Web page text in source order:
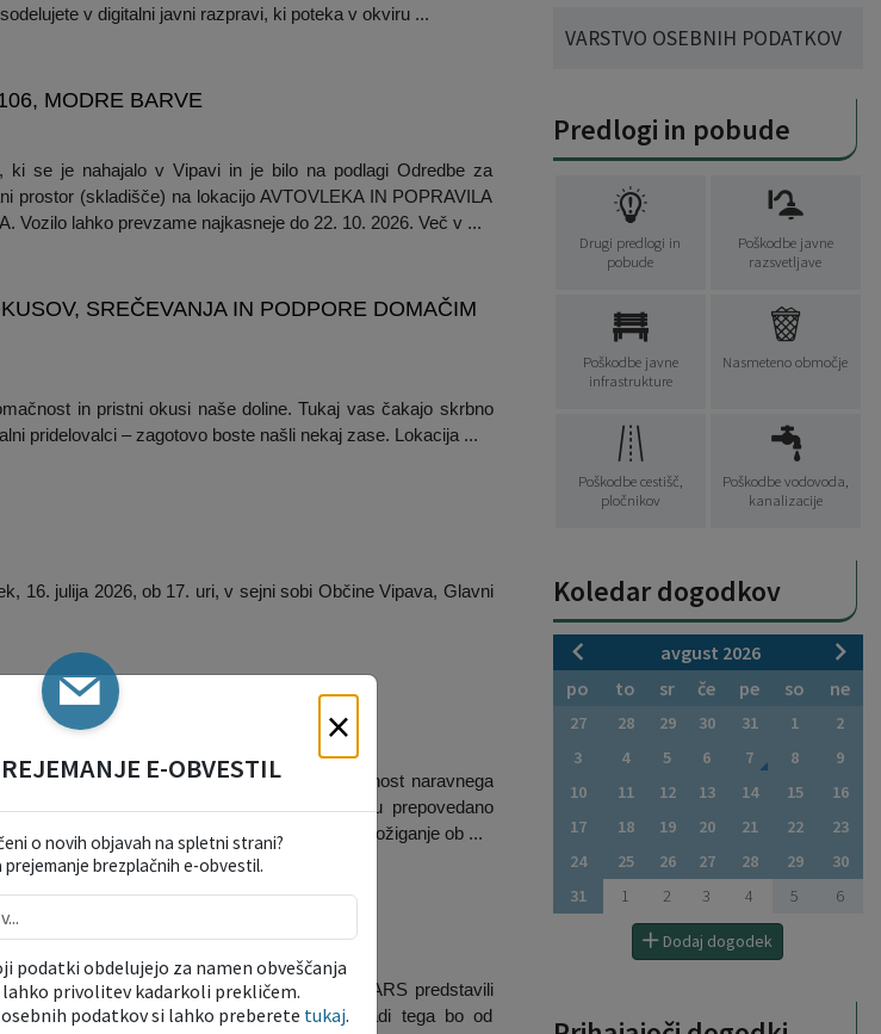
v digitalni javni razpravi, ki poteka v okviru ...
MODRE BARVE
ki se je nahajalo v Vipavi in je bilo na podlagi Odredbe za
prostor (skladišče) na lokacijo AVTOVLEKA IN POPRAVILA
Vozilo lahko prevzame najkasneje do 22. 10. 2026. Več v ...
SREČEVANJA IN PODPORE DOMAČIM
in pristni okusi naše doline. Tukaj vas čakajo skrbno
pridelovalci – zagotovo boste našli nekaj zase. Lokacija ...
16. julija 2026, ob 17. uri, v sejni sobi Občine Vipava, Glavni
NARAVNEGA OKOLJA
do preklica razglasila veliko požarno ogroženost naravnega
požarne ogroženosti je v naravnem okolju prepovedano
snovi, ki lahko povzročijo požar, kurjenje in požiganje ob ...
RAZCEPOM NANOS IN VIPAVO
Občine Vipava, so predstavniki družbe DARS predstavili
in Vipavo, ki prehaja v glavno fazo. Zaradi tega bo od
VARSTVO OSEBNIH PODATKOV
Predlogi in pobude
Drugi predlogi in
pobude
Poškodbe javne
razsvetljave
Poškodbe javne
infrastrukture
Nasmeteno območje
Poškodbe cestišč,
pločnikov
Poškodbe vodovoda,
kanalizacije
Koledar dogodkov
avgust 2026
po
to sr če pe so ne
27 28 29 30 31 1
2
3
4 5 6 7 8
9
10
11 12 13 14 15
16
17
18 19 20 21 22
23
24
25 26 27 28 29
30
31
1 2 3 4 5 6
Dodaj dogodek
×
E-OBVESTIL
o novih objavah na spletni strani?
prejemanje brezplačnih e-obvestil.
podatki obdelujejo za namen obveščanja
lahko privolitev kadarkoli prekličem.
podatkov si lahko preberete tukaj.